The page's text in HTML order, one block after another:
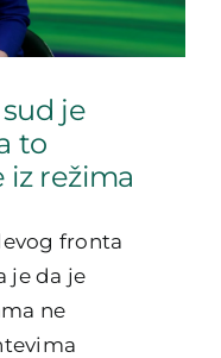
je
to
iz režima
fronta
je da je
ne